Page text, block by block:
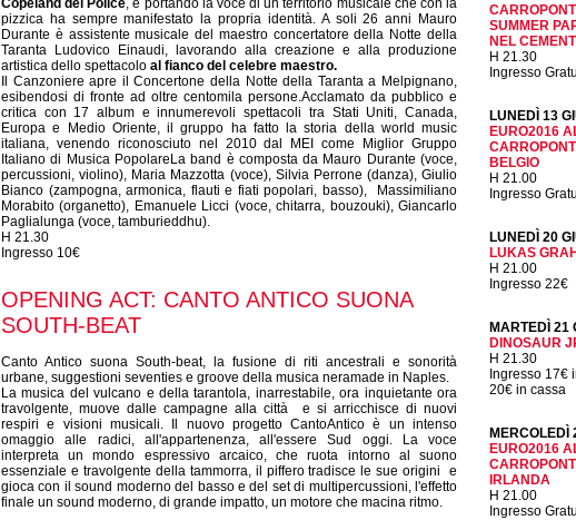
Copeland dei Police, e portando la voce di un territorio musicale che con la
pizzica ha sempre manifestato la propria identità. A soli 26 anni Mauro
Durante è assistente musicale del maestro concertatore della Notte della
Taranta Ludovico Einaudi, lavorando alla creazione e alla produzione
artistica dello spettacolo al fianco del celebre maestro.
Il Canzoniere apre il Concertone della Notte della Taranta a Melpignano,
esibendosi di fronte ad oltre centomila persone.Acclamato da pubblico e
critica con 17 album e innumerevoli spettacoli tra Stati Uniti, Canada,
Europa e Medio Oriente, il gruppo ha fatto la storia della world music
italiana, venendo riconosciuto nel 2010 dal MEI come Miglior Gruppo
Italiano di Musica PopolareLa band è composta da Mauro Durante (voce,
percussioni, violino), Maria Mazzotta (voce), Silvia Perrone (danza), Giulio
Bianco (zampogna, armonica, flauti e fiati popolari, basso), Massimiliano
Morabito (organetto), Emanuele Licci (voce, chitarra, bouzouki), Giancarlo
Paglialunga (voce, tamburieddhu).
H 21.30
Ingresso 10€
OPENING ACT: CANTO ANTICO SUONA
SOUTH-BEAT
Canto Antico suona South-beat, la fusione di riti ancestrali e sonorità
urbane, suggestioni seventies e groove della musica neramade in Naples.
La musica del vulcano e della tarantola, inarrestabile, ora inquietante ora
travolgente, muove dalle campagne alla città e si arricchisce di nuovi
respiri e visioni musicali. Il nuovo progetto CantoAntico è un intenso
omaggio alle radici, all'appartenenza, all'essere Sud oggi. La voce
interpreta un mondo espressivo arcaico, che ruota intorno al suono
essenziale e travolgente della tammorra, il piffero tradisce le sue origini e
gioca con il sound moderno del basso e del set di multipercussioni, l'effetto
finale un sound moderno, di grande impatto, un motore che macina ritmo.
SUMMER
NEL
H 21.30
Ingresso
LUNEDÌ 13
EURO2016
BELGIO
H 21.00
Ingresso
LUNEDÌ 20
LUKAS
H 21.00
Ingresso 22€
MARTEDÌ 21
DINOSAUR
H 21.30
Ingresso 17€
20€ in cassa
MERCOLEDÌ
EURO2016
IRLANDA
H 21.00
Ingresso